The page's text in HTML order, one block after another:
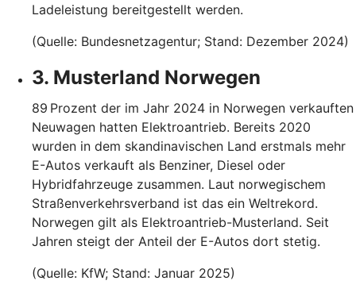
Ladeleistung bereitgestellt werden.
(Quelle: Bundesnetzagentur; Stand: Dezember 2024)
3. Musterland Norwegen
89 Prozent der im Jahr 2024 in Norwegen verkauften
Neuwagen hatten Elektroantrieb. Bereits 2020
wurden in dem skandinavischen Land erstmals mehr
E-Autos verkauft als Benziner, Diesel oder
Hybridfahrzeuge zusammen. Laut norwegischem
Straßenverkehrsverband ist das ein Weltrekord.
Norwegen gilt als Elektroantrieb-Musterland. Seit
Jahren steigt der Anteil der E-Autos dort stetig.
(Quelle: KfW; Stand: Januar 2025)